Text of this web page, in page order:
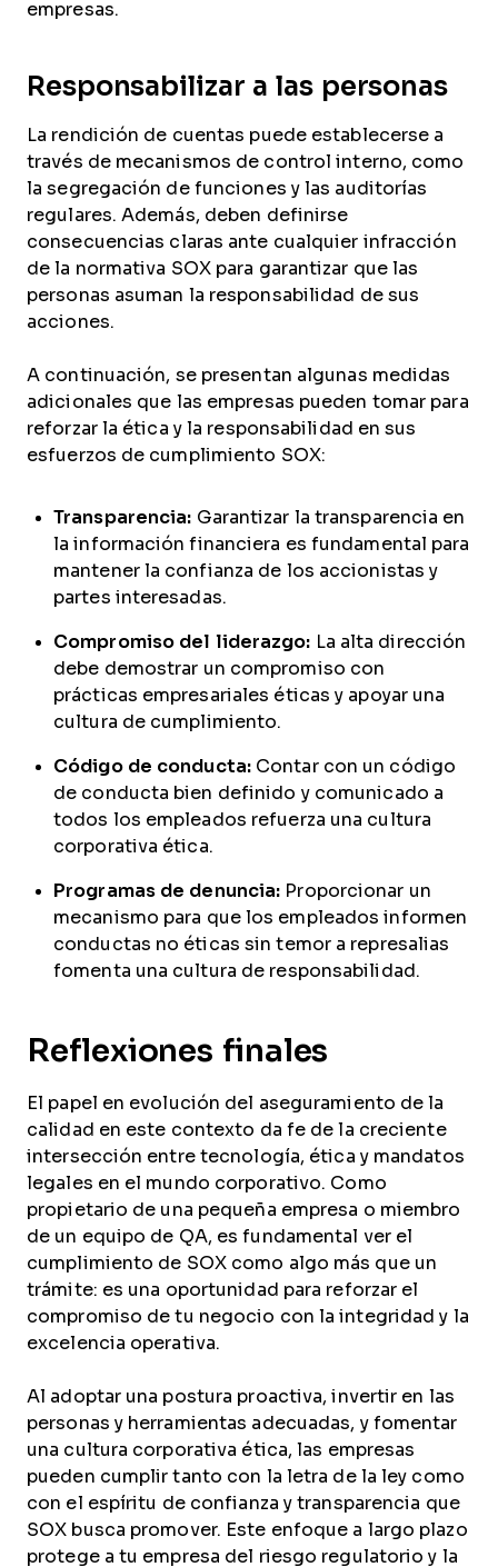
empresas.
Responsabilizar a las personas
La rendición de cuentas puede establecerse a
través de mecanismos de control interno, como
la segregación de funciones y las auditorías
regulares. Además, deben definirse
consecuencias claras ante cualquier infracción
de la normativa SOX para garantizar que las
personas asuman la responsabilidad de sus
acciones.
A continuación, se presentan algunas medidas
adicionales que las empresas pueden tomar para
reforzar la ética y la responsabilidad en sus
esfuerzos de cumplimiento SOX:
Transparencia: Garantizar la transparencia en
la información financiera es fundamental para
mantener la confianza de los accionistas y
partes interesadas.
Compromiso del liderazgo: La alta dirección
debe demostrar un compromiso con
prácticas empresariales éticas y apoyar una
cultura de cumplimiento.
Código de conducta:Contar con un código
de conducta bien definido y comunicado a
todos los empleados refuerza una cultura
corporativa ética.
Programas de denuncia: Proporcionar un
mecanismo para que los empleados informen
conductas no éticas sin temor a represalias
fomenta una cultura de responsabilidad.
Reflexiones finales
El papel en evolución del aseguramiento de la
calidad en este contexto da fe de la creciente
intersección entre tecnología, ética y mandatos
legales en el mundo corporativo. Como
propietario de una pequeña empresa o miembro
de un equipo de QA, es fundamental ver el
cumplimiento de SOX como algo más que un
trámite: es una oportunidad para reforzar el
compromiso de tu negocio con la integridad y la
excelencia operativa.
Al adoptar una postura proactiva, invertir en las
personas y herramientas adecuadas, y fomentar
una cultura corporativa ética, las empresas
pueden cumplir tanto con la letra de la ley como
con el espíritu de confianza y transparencia que
SOX busca promover. Este enfoque a largo plazo
protege a tu empresa del riesgo regulatorio y la